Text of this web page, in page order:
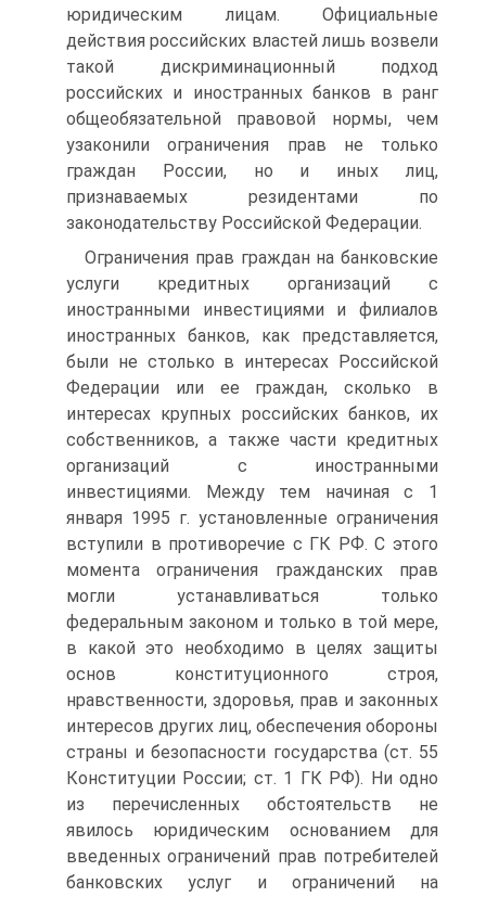
юридическим лицам. Официальные
действия российских властей лишь возвели
такой дискриминационный подход
российских и иностранных банков в ранг
общеобязательной правовой нормы, чем
узаконили ограничения прав не только
граждан России, но и иных лиц,
признаваемых резидентами по
законодательству Российской Федерации.
Ограничения прав граждан на банковские
услуги кредитных организаций с
иностранными инвестициями и филиалов
иностранных банков, как представляется,
были не столько в интересах Российской
Федерации или ее граждан, сколько в
интересах крупных российских банков, их
собственников, а также части кредитных
организаций с иностранными
инвестициями. Между тем начиная с 1
января 1995 г. установленные ограничения
вступили в противоречие с ГК РФ. С этого
момента ограничения гражданских прав
могли устанавливаться только
федеральным законом и только в той мере,
в какой это необходимо в целях защиты
основ конституционного строя,
нравственности, здоровья, прав и законных
интересов других лиц, обеспечения обороны
страны и безопасности государства (ст. 55
Конституции России; ст. 1 ГК РФ). Ни одно
из перечисленных обстоятельств не
явилось юридическим основанием для
введенных ограничений прав потребителей
банковских услуг и ограничений на